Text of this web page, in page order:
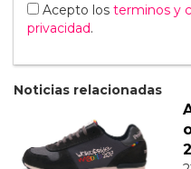
Acepto los terminos y
privacidad.
Noticias relacionadas